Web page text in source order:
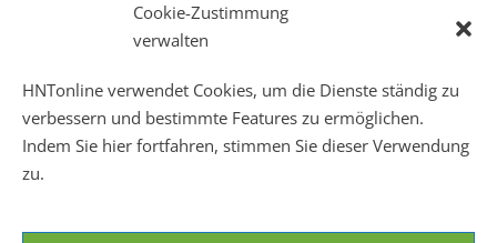
Cookie-Zustimmung
verwalten
HNTonline verwendet Cookies, um die Dienste ständig zu
verbessern und bestimmte Features zu ermöglichen.
Indem Sie hier fortfahren, stimmen Sie dieser Verwendung
zu.
Mo + Mi 16:00 – 18:00 Uhr
Mo – Fr 08:00 – 22:00 Uhr
Sa + So 10:00 – 18:00 Uhr